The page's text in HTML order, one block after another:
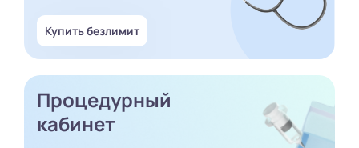
Купить безлимит
Процедурный
кабинет